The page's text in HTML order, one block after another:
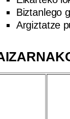
Biztanlego
Argiztatze